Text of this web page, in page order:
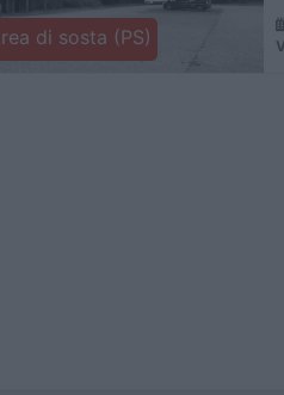
di sosta (PS)